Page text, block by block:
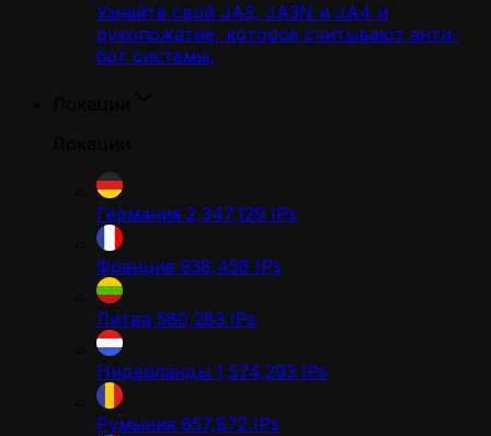
Узнайте свой JA3, JA3N и JA4 и
рукопожатие, которое считывают анти-
бот системы.
Германия 2,347,129 IPs
Франция 938,458 IPs
Литва 580,283 IPs
Нидерланды 1,574,293 IPs
Румыния 657,872 IPs